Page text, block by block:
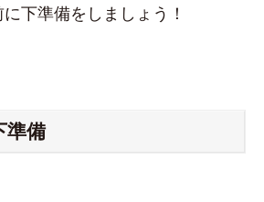
下準備をしましょう！
準備